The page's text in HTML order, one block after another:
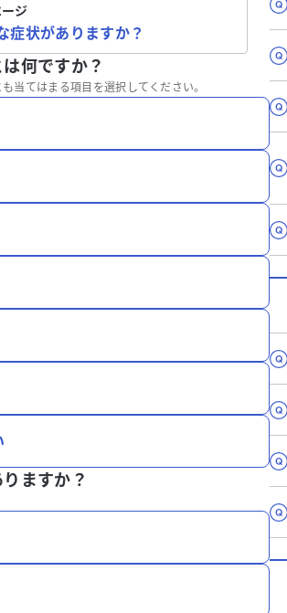
ジ
症状がありますか？
何ですか？
当てはまる項目を選択してください。
ますか？